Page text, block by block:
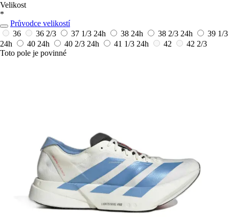
Velikost
*
Průvodce velikostí
36
36 2/3 37 1/3 24h 38 24h 38 2/3 24h
39 1/3
24h
40 24h 40 2/3 24h 41 1/3 24h 42
42 2/3
Toto pole je povinné